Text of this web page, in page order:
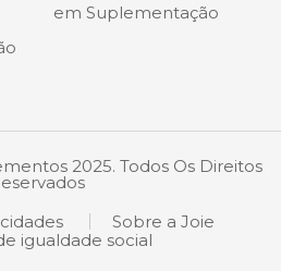
em Suplementação
2025. Todos Os Direitos
Sobre a Joie
igualdade social